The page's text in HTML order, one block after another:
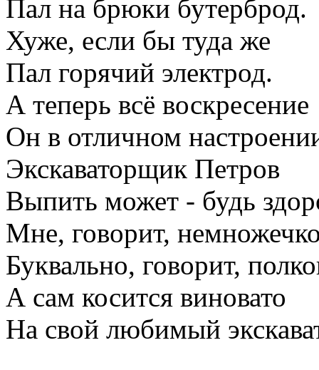
Пал на брюки бутерброд.
Хуже, если бы туда же
Пал горячий электрод.
А теперь всё воскресение
Он в отличном
Экскаваторщик Петров
Выпить может - будь
Мне, говорит,
Буквально, говорит,
А сам косится виновато
На свой любимый